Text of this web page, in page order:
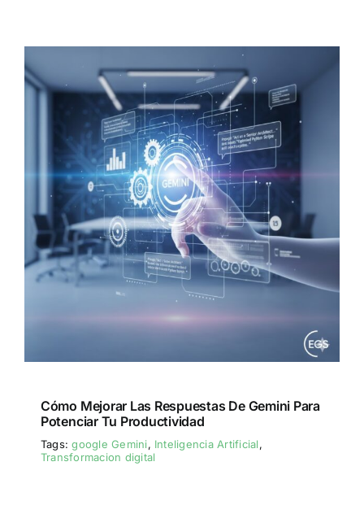
Cómo Mejorar Las Respuestas De Gemini Para
Potenciar Tu Productividad
Tags:google Gemini, Inteligencia Artificial,
Transformacion digital